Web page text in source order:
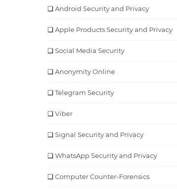
Android Security and Privacy
Apple Products Security and Privacy
Social Media Security
Anonymity Online
Telegram Security
Viber
Signal Security and Privacy
WhatsApp Security and Privacy
Computer Counter-Forensics